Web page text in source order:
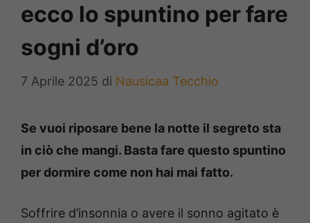
ecco lo spuntino per fare
sogni d’oro
7 Aprile 2025 di Nausicaa Tecchio
Se vuoi riposare bene la notte il segreto sta
in ciò che mangi. Basta fare questo spuntino
per dormire come non hai mai fatto.
Soffrire d’insonnia o avere il sonno agitato è